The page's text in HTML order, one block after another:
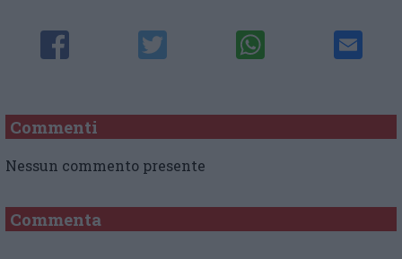
Commenti
Nessun commento presente
Commenta